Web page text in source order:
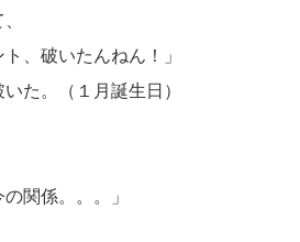
、破いたんねん！」
た。（１月誕生日）
関係。。。」